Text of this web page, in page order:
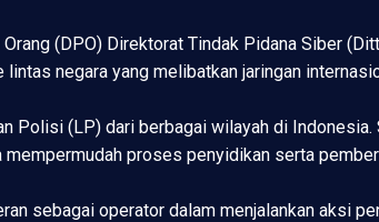
(DPO) Direktorat Tindak Pidana Siber
negara yang melibatkan jaringan
Polisi (LP) dari berbagai wilayah di
proses penyidikan serta
sebagai operator dalam menjalankan aksi